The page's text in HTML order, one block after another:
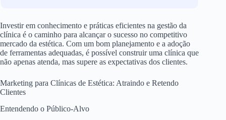
Investir em conhecimento e práticas eficientes na gestão da
clínica é o caminho para alcançar o sucesso no competitivo
mercado da estética. Com um bom planejamento e a adoção
de ferramentas adequadas, é possível construir uma clínica que
não apenas atenda, mas supere as expectativas dos clientes.
Marketing para Clínicas de Estética: Atraindo e Retendo
Clientes
Entendendo o Público-Alvo